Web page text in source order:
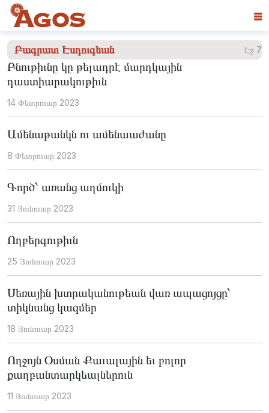
☰
Բագրատ Էսդուգեան Էջ 7
Բնութիւնը կը թելադրէ մարդկային
դաստիարակութիւն
14 Փետրուար 2023
Ամենաթանկն ու ամենաաժանը
8 Փետրուար 2023
Գործ՝ առանց աղմուկի
31 Յունուար 2023
Ողբերգութիւն
25 Յունուար 2023
Սեռային խտրականութեան վառ ապացոյցը՝
տիկնանց կազմեր
18 Յունուար 2023
Ողջոյն Օսման Քաւալային եւ բոլոր
քաղբանտարկեալներուն
11 Յունուար 2023